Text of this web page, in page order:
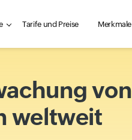
Tarife und Preise Merkmale
von
weltweit